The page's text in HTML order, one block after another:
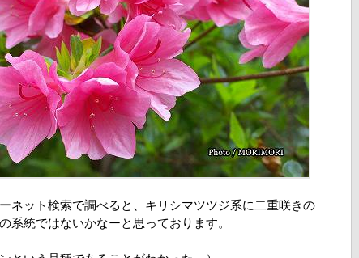
ネット検索で調べると、キリシマツツジ系に二重咲きの
系統ではないかなーと思っております。